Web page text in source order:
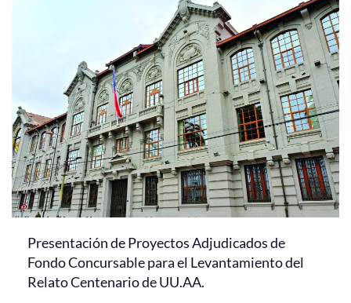
Presentación de Proyectos Adjudicados de
Fondo Concursable para el Levantamiento del
Relato Centenario de UU.AA.